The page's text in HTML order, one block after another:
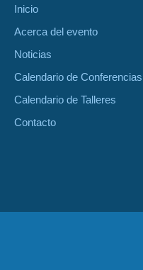
Inicio
Acerca del evento
Noticias
Calendario de Conferencias
Calendario de Talleres
Contacto